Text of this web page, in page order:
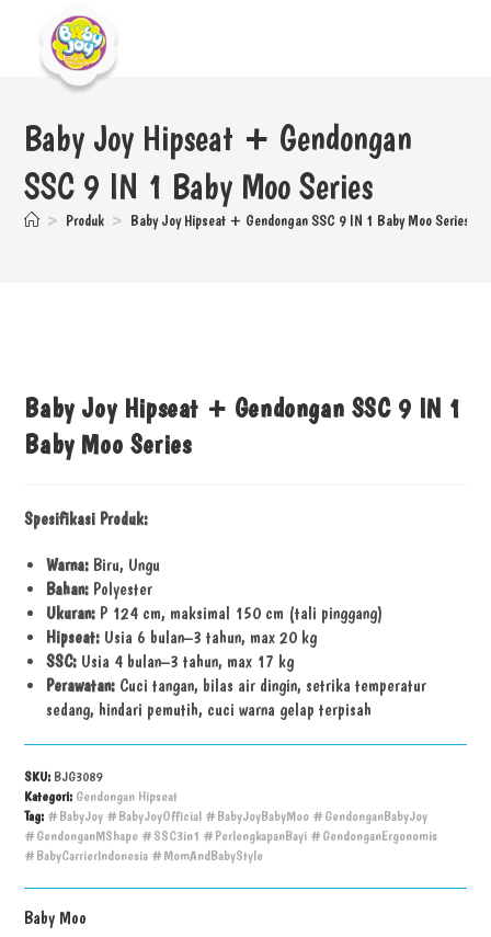
Baby Joy Hipseat + Gendongan
SSC 9 IN 1 Baby Moo Series
> Produk > Baby Joy Hipseat + Gendongan SSC 9 IN 1 Baby Moo Series
Baby Joy Hipseat + Gendongan SSC 9 IN 1
Baby Moo Series
Spesifikasi Produk:
Warna: Biru, Ungu
Bahan: Polyester
Ukuran: P 124 cm, maksimal 150 cm (tali pinggang)
Hipseat: Usia 6 bulan–3 tahun, max 20 kg
SSC: Usia 4 bulan–3 tahun, max 17 kg
Perawatan: Cuci tangan, bilas air dingin, setrika temperatur
sedang, hindari pemutih, cuci warna gelap terpisah
SKU: BJG3089
Kategori: Gendongan Hipseat
Tag: #BabyJoy #BabyJoyOfficial #BabyJoyBabyMoo #GendonganBabyJoy
#GendonganMShape #SSC3in1 #PerlengkapanBayi #GendonganErgonomis
#BabyCarrierIndonesia #MomAndBabyStyle
Baby Moo